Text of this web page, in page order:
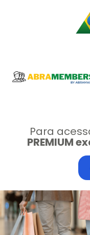
Para
PREMIUM